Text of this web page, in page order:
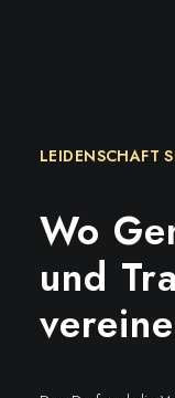
LEIDENSCHAFT
Wo
und